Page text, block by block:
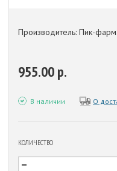
Производитель: Пик-
955.00 р.
В наличии О
КОЛИЧЕСТВО